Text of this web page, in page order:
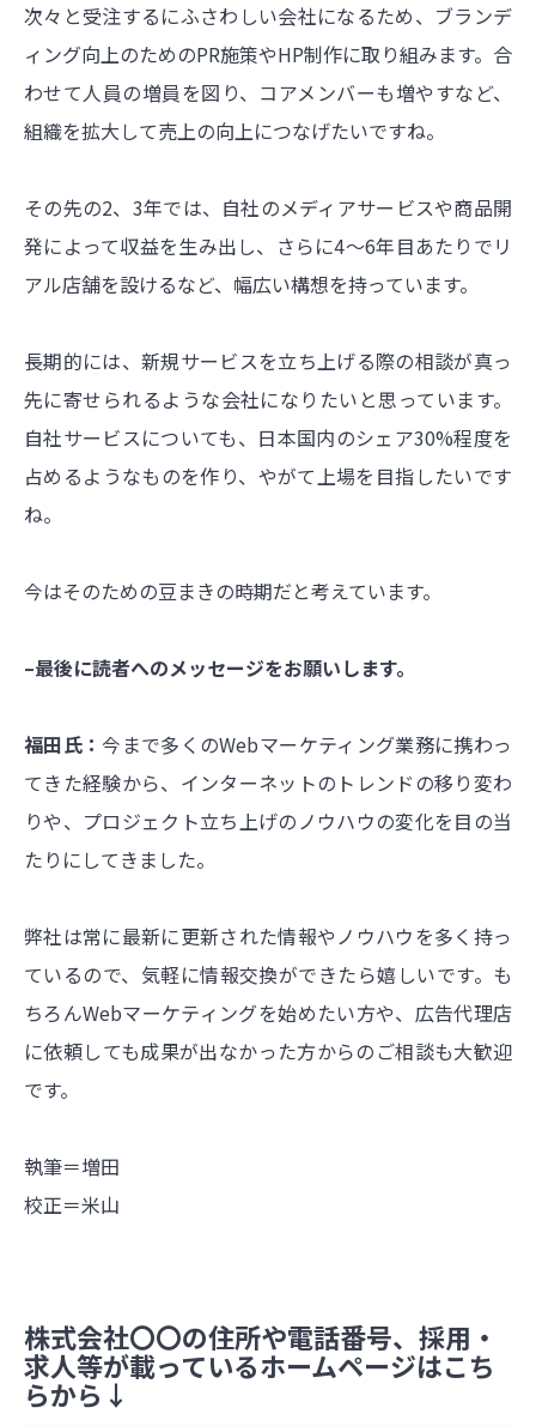
次々と受注するにふさわしい会社になるため、ブランデ
ィング向上のためのPR施策やHP制作に取り組みます。合
わせて人員の増員を図り、コアメンバーも増やすなど、
組織を拡大して売上の向上につなげたいですね。
その先の2、3年では、自社のメディアサービスや商品開
発によって収益を生み出し、さらに4～6年目あたりでリ
アル店舗を設けるなど、幅広い構想を持っています。
長期的には、新規サービスを立ち上げる際の相談が真っ
先に寄せられるような会社になりたいと思っています。
自社サービスについても、日本国内のシェア30%程度を
占めるようなものを作り、やがて上場を目指したいです
ね。
今はそのための豆まきの時期だと考えています。
–最後に読者へのメッセージをお願いします。
福田氏：今まで多くのWebマーケティング業務に携わっ
てきた経験から、インターネットのトレンドの移り変わ
りや、プロジェクト立ち上げのノウハウの変化を目の当
たりにしてきました。
弊社は常に最新に更新された情報やノウハウを多く持っ
ているので、気軽に情報交換ができたら嬉しいです。も
ちろんWebマーケティングを始めたい方や、広告代理店
に依頼しても成果が出なかった方からのご相談も大歓迎
です。
執筆＝増田
校正＝米山
株式会社〇〇の住所や電話番号、採用・
求人等が載っているホームページはこち
らから↓